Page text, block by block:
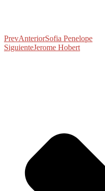
PrevAnteriorSofia Penelope
SiguienteJerome Hobert